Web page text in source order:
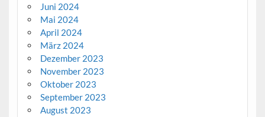
Juni 2024
Mai 2024
April 2024
März 2024
Dezember 2023
November 2023
Oktober 2023
September 2023
August 2023